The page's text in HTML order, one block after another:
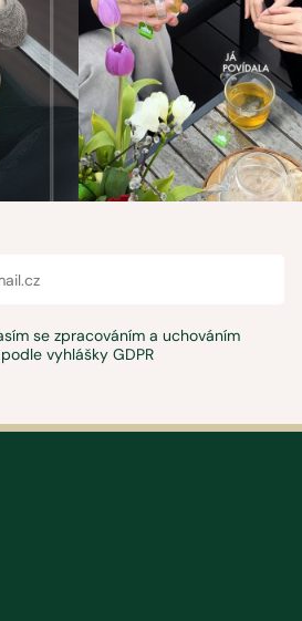
se zpracováním a uchováním
vyhlášky GDPR